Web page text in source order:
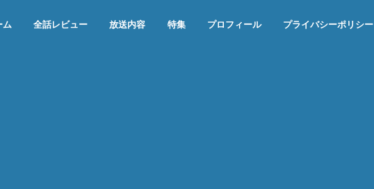
ム 全話レビュー 放送内容 特集 プロフィール プライバシーポリシー